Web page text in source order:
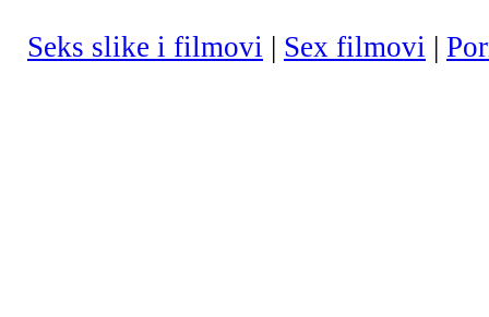
Seks slike i filmovi | Sex filmovi |